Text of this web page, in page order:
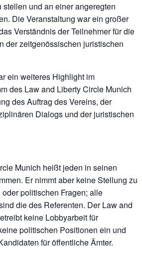
und an einer angeregten
Die Veranstaltung war ein großer
Verständnis der Teilnehmer für die
der zeitgenössischen juristischen
ein weiteres Highlight im
des Law and Liberty Circle Munich
des Auftrag des Vereins, der
Dialogs und der juristischen
Munich heißt jeden in seinen
Er nimmt aber keine Stellung zu
politischen Fragen; alle
die des Referenten. Der Law and
keine Lobbyarbeit für
politischen Positionen ein und
für öffentliche Ämter.